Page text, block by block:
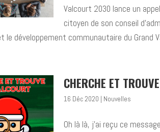
Valcourt 2030 lance un
citoyen de son conseil
le développement communautaire du Grand
CHERCHE ET
16 Déc 2020 | Nouvelles
Oh là là, j’ai reçu ce